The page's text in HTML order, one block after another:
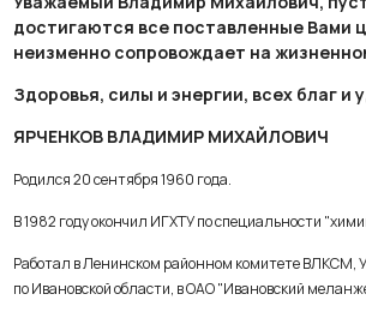
достигаются все поставленные Вами
неизменно сопровождает на
Здоровья, силы и энергии, всех благ и
ЯРЧЕНКОВ ВЛАДИМИР МИХАЙЛОВИЧ
Родился 20 сентября 1960 года.
В 1982 году окончил ИГХТУ по специальности
Работал в Ленинском районном комитете ВЛКСМ,
по Ивановской области, в ОАО "Ивановский